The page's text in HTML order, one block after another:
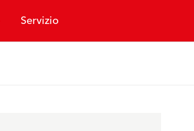
Servizio